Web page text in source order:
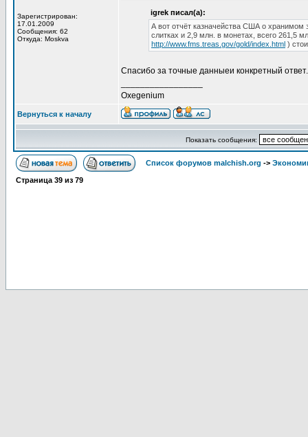
Зарегистрирован:
17.01.2009
Сообщения: 62
Откуда: Moskva
igrek писал(а):
А вот отчёт казначейства США о хранимом
слитках и 2,9 млн. в монетах, всего 261,5
http://www.fms.treas.gov/gold/index.html )
Спасибо за точные данныеи конкретный
Oxegenium
Вернуться к началу
Показать сообщения:
Список форумов malchish.org ->
Страница 39 из 79